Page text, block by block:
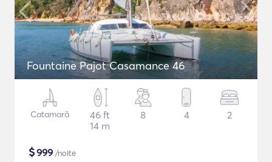
Fountaine Pajot Casamance 46
Catamarã
46 ft
14 m
8 4 2
$999 /noite